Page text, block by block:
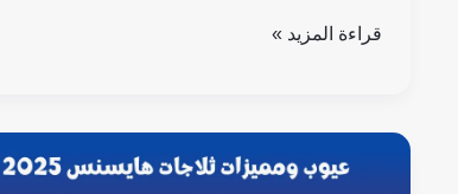
قراءة المزيد »
ومميزات